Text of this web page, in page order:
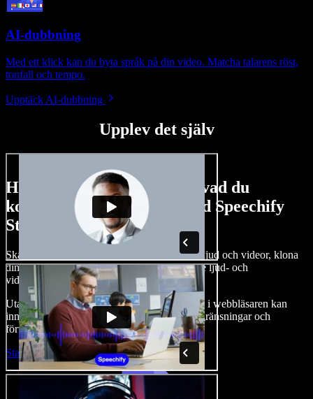
AI-dubbning
Med ett klick kan du byta språk på din video. Matcha talarens röst,
tonfall och tempo.
Upptäck AI-dubbning
Upplev det själv
Här är en liten försmak av vad du
kommer att kunna göra med Speechify
Studio.
Skapa voiceovers, lägg till royaltyfria bilder, ljud och videor, klona
din röst och sätt ihop kompletta, imponerande ljud- och
videoprojekt.
Utan inlärningskurva och med allt tillgängligt i webbläsaren kan
innehållsskapare kasta av sig traditionella begränsningar och
förverkliga alla sina kreativa idéer.
Starta Studio